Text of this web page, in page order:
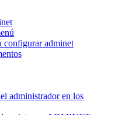
configurar adminet
administrador en los